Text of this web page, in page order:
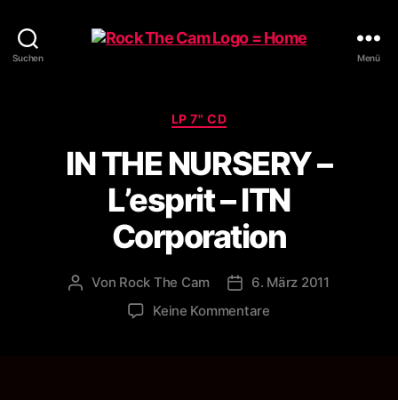
Suchen Menü
Kategorien
LP 7" CD
IN THE NURSERY –
L’esprit – ITN
Corporation
Beitragsautor
Von Rock The Cam Veröffentlichungsdatum
6. März 2011
Keine Kommentarezu